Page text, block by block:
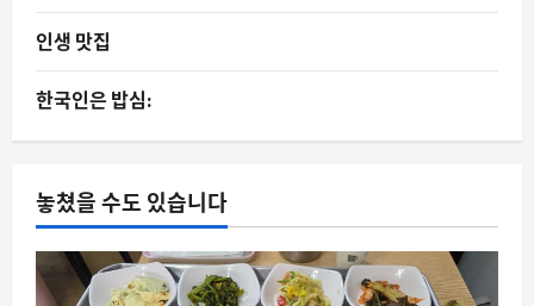
인생 맛집
한국인은 밥심:
놓쳤을 수도 있습니다